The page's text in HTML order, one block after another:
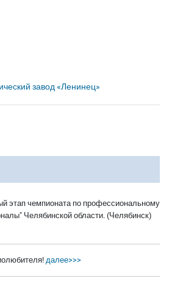
завод «Ленинец»
этап чемпионата по профессиональному
Челябинской области. (Челябинск)
далее>>>